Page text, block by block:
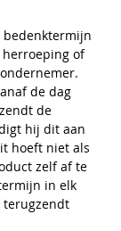
of
de dag
de
hij dit aan
hoeft niet als
zelf af te
in elk
terugzendt